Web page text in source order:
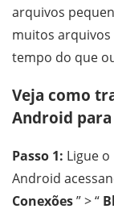
arquivos
muitos arquivos
tempo do que
Veja como
Android
Passo 1: Ligue
Android
Conexões” > “